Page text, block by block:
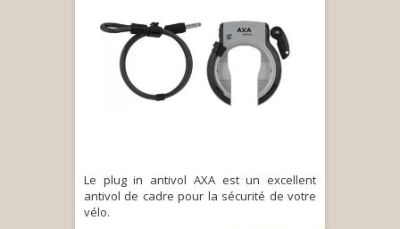
Le plug in antivol AXA est un excellent
antivol de cadre pour la sécurité de votre
vélo.